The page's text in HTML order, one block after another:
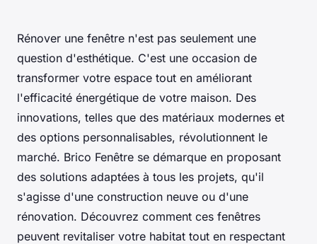
Rénover une fenêtre n'est pas seulement une
question d'esthétique. C'est une occasion de
transformer votre espace tout en améliorant
l'efficacité énergétique de votre maison. Des
innovations, telles que des matériaux modernes et
des options personnalisables, révolutionnent le
marché. Brico Fenêtre se démarque en proposant
des solutions adaptées à tous les projets, qu'il
s'agisse d'une construction neuve ou d'une
rénovation. Découvrez comment ces fenêtres
peuvent revitaliser votre habitat tout en respectant